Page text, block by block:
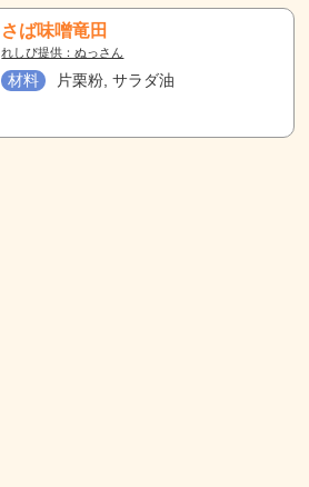
さば味噌竜田
れしぴ提供：ぬっさん
材料 片栗粉, サラダ油